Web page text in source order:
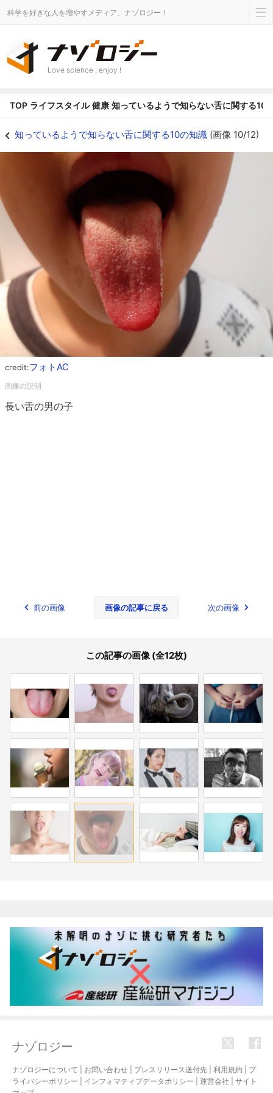
科学を好きな人を増やすメディア、ナゾロジー！
Love science , enjoy !
TOP ライフスタイル 健康 知っているようで知らない舌に関する10
知っているようで知らない舌に関する10の知識 (画像 10/12)
credit:フォトAC
長い舌の男の子
前の画像 画像の記事に戻る 次の画像
この記事の画像 (全12枚)
ナゾロジー
ナゾロジーについて お問い合わせ プレスリリース送付先 利用規約
プ
ライバシーポリシー
インフォマティブデータポリシー 運営会社
サイト